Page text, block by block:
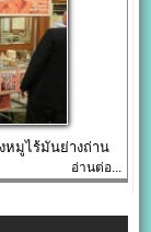
หมูไร้มันย่างถ่าน
อ่านต่อ...